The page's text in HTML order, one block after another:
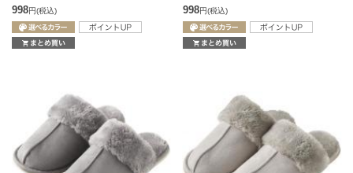
998円(税込) 998円(税込)